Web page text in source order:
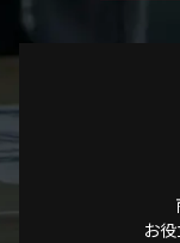
お